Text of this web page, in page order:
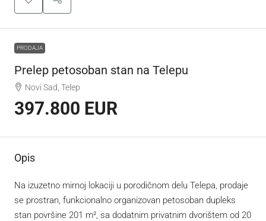
PRODAJA
Prelep petosoban stan na Telepu
Novi Sad, Telep
397.800 EUR
Opis
Na izuzetno mirnoj lokaciji u porodičnom delu Telepa, prodaje
se prostran, funkcionalno organizovan petosoban dupleks
stan površine 201 m², sa dodatnim privatnim dvorištem od 20